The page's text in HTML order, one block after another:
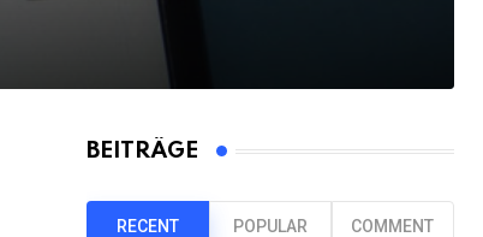
BEITRÄGE
RECENT POPULAR COMMENT